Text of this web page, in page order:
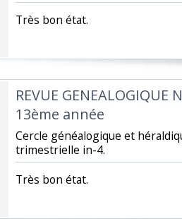
‎Très bon état.‎
‎REVUE GENEALOGIQUE
13ème année‎
‎Cercle généalogique et
trimestrielle in-4.‎
‎Très bon état.‎